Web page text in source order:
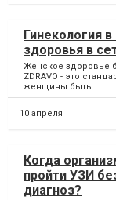
Гинекология
здоровья в
Женское здоровье
ZDRAVO - это
женщины быть...
10 апреля
Когда
пройти УЗИ
диагноз?